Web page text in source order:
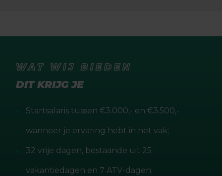
WAT WIJ BIEDEN
DIT KRIJG JE
Startsalaris tussen €3.000,- en €3.500,-
wanneer je ervaring hebt in het vak;
32 vrije dagen, bestaande uit 25
vakantiedagen en 7 ATV-dagen;